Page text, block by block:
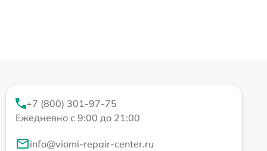
+7 (800) 301-97-75
Ежедневно с 9:00 до 21:00
info@viomi-repair-center.ru